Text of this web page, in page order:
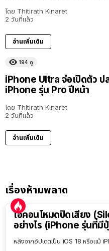
โดย Thitirath Kinaret
2 วันที่แล้ว
อ่านเพิ่มเติม
194 ดู
iPhone Ultra จ่อเปิดตัว
iPhone รุ่น Pro ปีหน้า
โดย Thitirath Kinaret
2 วันที่แล้ว
อ่านเพิ่มเติม
เรื่องห้ามพลาด
ไอคอนโหมดปิดเสียง
อย่างไร (iPhone รุ่นที่มี
หลังจากอัปเดตเป็น iOS 18 หรือแม้